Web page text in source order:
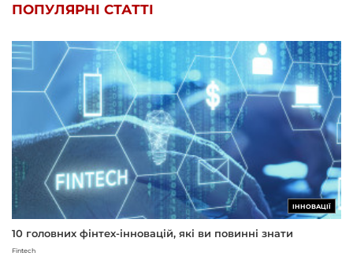
ПОПУЛЯРНІ СТАТТІ
ІННОВАЦІЇ
10 головних фінтех-інновацій, які ви повинні знати
Fintech